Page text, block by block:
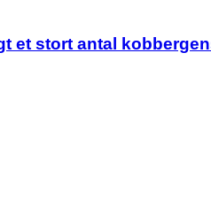
et stort antal